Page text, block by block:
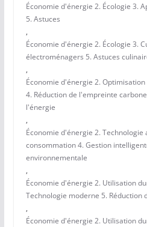
Économie d'énergie 2. Écologie 3.
5. Astuces
,
Économie d'énergie 2. Écologie 3.
électroménagers 5. Astuces
,
Économie d'énergie 2.
4. Réduction de l'empreinte
l'énergie
,
Économie d'énergie 2.
consommation 4. Gestion
environnementale
,
Économie d'énergie 2. Utilisation
Technologie moderne 5. Réduction
,
Économie d'énergie 2. Utilisation